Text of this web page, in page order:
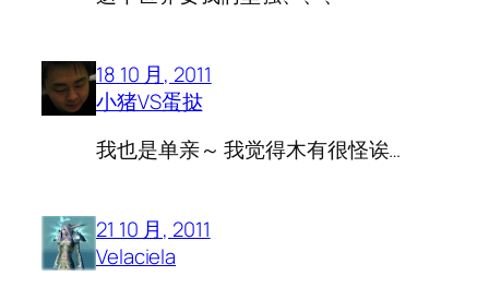
18 10 月, 2011
小猪VS蛋挞
我也是单亲～ 我觉得木有很怪诶…
21 10 月, 2011
Velaciela